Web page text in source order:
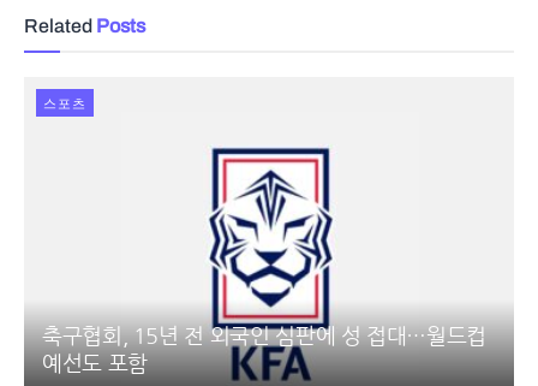
Related Posts
스포츠
축구협회, 15년 전 외국인 심판에 성 접대…월드컵
예선도 포함